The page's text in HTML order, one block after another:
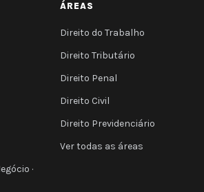
·
ÁREAS
Direito do Trabalho
Direito Tributário
Direito Penal
Direito Civil
Direito Previdenciário
Ver todas as áreas